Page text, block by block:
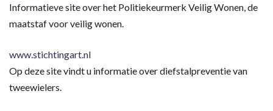
Informatieve site over het Politiekeurmerk Veilig Wonen, de
maatstaf voor veilig wonen.
www.stichtingart.nl
Op deze site vindt u informatie over diefstalpreventie van
tweewielers.